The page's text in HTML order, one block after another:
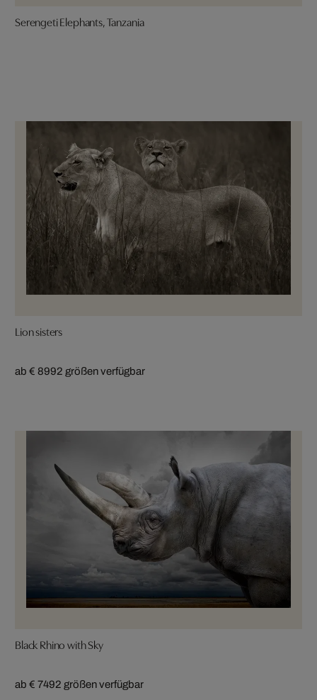
Serengeti Elephants, Tanzania
Lion sisters
ab € 8992 größen verfügbar
Black Rhino with Sky
ab € 7492 größen verfügbar